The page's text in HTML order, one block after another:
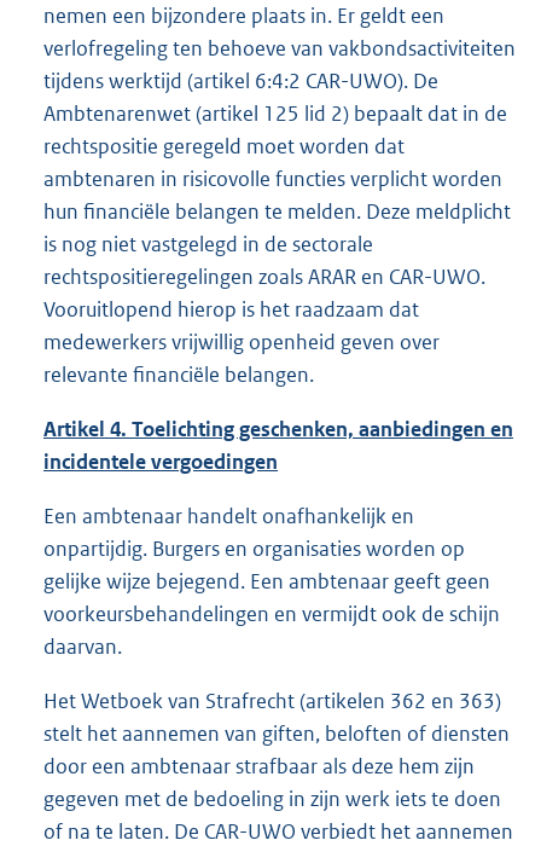
nemen een bijzondere plaats in. Er geldt een
verlofregeling ten behoeve van vakbondsactiviteiten
tijdens werktijd (artikel 6:4:2 CAR-UWO). De
Ambtenarenwet (artikel 125 lid 2) bepaalt dat in de
rechtspositie geregeld moet worden dat
ambtenaren in risicovolle functies verplicht worden
hun financiële belangen te melden. Deze meldplicht
is nog niet vastgelegd in de sectorale
rechtspositieregelingen zoals ARAR en CAR-UWO.
Vooruitlopend hierop is het raadzaam dat
medewerkers vrijwillig openheid geven over
relevante financiële belangen.
Artikel 4. Toelichting geschenken, aanbiedingen en
incidentele vergoedingen
Een ambtenaar handelt onafhankelijk en
onpartijdig. Burgers en organisaties worden op
gelijke wijze bejegend. Een ambtenaar geeft geen
voorkeursbehandelingen en vermijdt ook de schijn
daarvan.
Het Wetboek van Strafrecht (artikelen 362 en 363)
stelt het aannemen van giften, beloften of diensten
door een ambtenaar strafbaar als deze hem zijn
gegeven met de bedoeling in zijn werk iets te doen
of na te laten. De CAR-UWO verbiedt het aannemen